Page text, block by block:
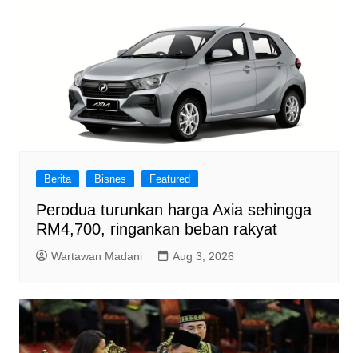
Berita Bisnes Featured
Perodua turunkan harga Axia sehingga
RM4,700, ringankan beban rakyat
Wartawan Madani Aug 3, 2026